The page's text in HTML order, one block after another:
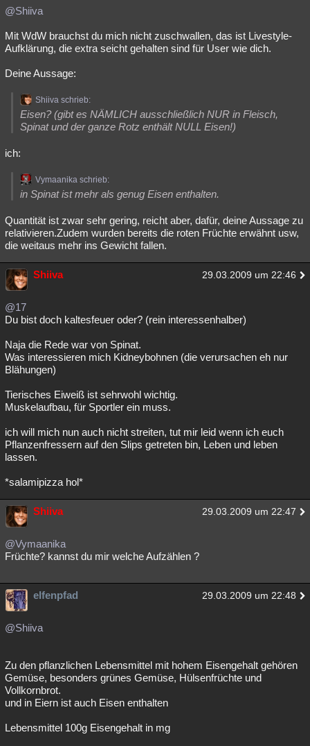
@Shiiva
Mit WdW brauchst du mich nicht zuschwallen, das ist Livestyle-
Aufklärung, die extra seicht gehalten sind für User wie dich.
Deine Aussage:
Shiiva schrieb:
Eisen? (gibt es NÄMLICH ausschließlich NUR in Fleisch,
Spinat und der ganze Rotz enthält NULL Eisen!)
ich:
Vymaanika schrieb:
in Spinat ist mehr als genug Eisen enthalten.
Quantität ist zwar sehr gering, reicht aber, dafür, deine Aussage zu
relativieren.Zudem wurden bereits die roten Früchte erwähnt usw,
die weitaus mehr ins Gewicht fallen.
Shiiva 29.03.2009 um 22:46
@17
Du bist doch kaltesfeuer oder? (rein interessenhalber)
Naja die Rede war von Spinat.
Was interessieren mich Kidneybohnen (die verursachen eh nur
Blähungen)
Tierisches Eiweiß ist sehrwohl wichtig.
Muskelaufbau, für Sportler ein muss.
ich will mich nun auch nicht streiten, tut mir leid wenn ich euch
Pflanzenfressern auf den Slips getreten bin, Leben und leben
lassen.
*salamipizza hol*
Shiiva 29.03.2009 um 22:47
@Vymaanika
Früchte? kannst du mir welche Aufzählen ?
elfenpfad 29.03.2009 um 22:48
@Shiiva
Zu den pflanzlichen Lebensmittel mit hohem Eisengehalt gehören
Gemüse, besonders grünes Gemüse, Hülsenfrüchte und
Vollkornbrot.
und in Eiern ist auch Eisen enthalten
Lebensmittel 100g Eisengehalt in mg